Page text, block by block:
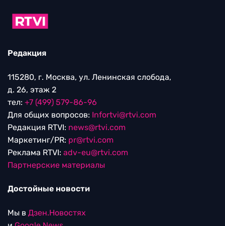
Редакция
115280, г. Москва, ул. Ленинская слобода,
д. 26, этаж 2
тел: +7 (499) 579-86-96
Для общих вопросов: Infortvi@rtvi.com
Редакция RTVI: news@rtvi.com
Маркетинг/PR: pr@rtvi.com
Реклама RTVI: adv-eu@rtvi.com
Партнерские материалы
Достойные новости
Мы в Дзен.Новостях